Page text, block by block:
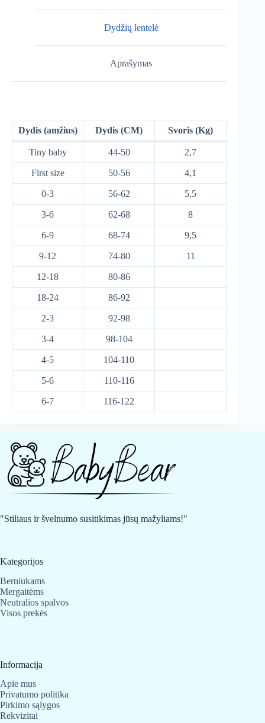
Dydžių lentelė
Aprašymas
Dydis (amžius) Dydis (CM) Svoris (Kg)
Tiny baby 44-50 2,7
First size 50-56 4,1
0-3 56-62 5,5
3-6 62-68 8
6-9 68-74 9,5
9-12 74-80 11
12-18 80-86
18-24 86-92
2-3 92-98
3-4 98-104
4-5 104-110
5-6 110-116
6-7 116-122
"Stiliaus ir švelnumo susitikimas jūsų mažyliams!"
Kategorijos
Berniukams
Mergaitėms
Neutralios spalvos
Visos prekės
Informacija
Apie mus
Privatumo politika
Pirkimo sąlygos
Rekvizitai